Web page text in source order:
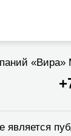
«Вира»
является